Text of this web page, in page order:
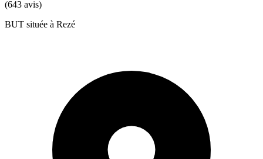
(643 avis)
BUT située à Rezé